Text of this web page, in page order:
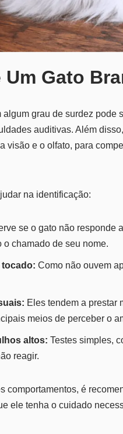
Um Gato
grau de surdez pode
auditivas. Além
visão e o olfato, para
na identificação:
se o gato não responde
chamado de seu nome.
tocado: Como não ouvem
Eles tendem a prestar
meios de perceber o
altos: Testes simples,
reagir.
comportamentos, é
ele tenha o cuidado